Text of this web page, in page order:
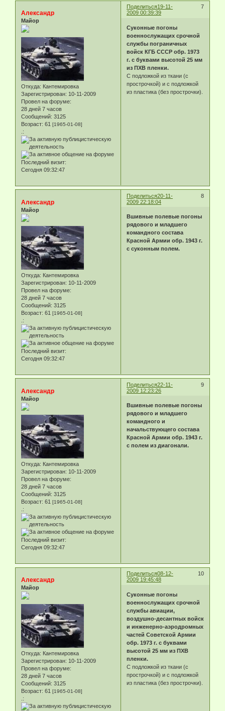
Поделиться 7
19-11-
2009 00:39:39
Александр
Майор
Откуда: Кантемировка
Зарегистрирован: 10-11-2009
Провел на форуме:
28 дней 7 часов
Сообщений: 3125
Возраст: 61 [1965-01-08]
.:
Последний визит:
Сегодня 09:32:47
Суконные погоны
военнослужащих срочной
службы пограничных
войск КГБ СССР обр. 1973
г. с буквами высотой 25 мм
из ПХВ пленки.
С подложкой из ткани (с
прострочкой) и с подложкой
из пластика (без прострочки).
Поделиться 8
20-11-
2009 22:18:04
Александр
Майор
Откуда: Кантемировка
Зарегистрирован: 10-11-2009
Провел на форуме:
28 дней 7 часов
Сообщений: 3125
Возраст: 61 [1965-01-08]
.:
Последний визит:
Сегодня 09:32:47
Вшивные полевые погоны
рядового и младшего
командного состава
Красной Армии обр. 1943 г.
с суконным полем.
Поделиться 9
22-11-
2009 12:23:26
Александр
Майор
Откуда: Кантемировка
Зарегистрирован: 10-11-2009
Провел на форуме:
28 дней 7 часов
Сообщений: 3125
Возраст: 61 [1965-01-08]
.:
Последний визит:
Сегодня 09:32:47
Вшивные полевые погоны
рядового и младшего
командного и
начальствующего состава
Красной Армии обр. 1943 г.
с полем из диагонали.
Поделиться 10
08-12-
2009 19:45:48
Александр
Майор
Откуда: Кантемировка
Зарегистрирован: 10-11-2009
Провел на форуме:
28 дней 7 часов
Сообщений: 3125
Возраст: 61 [1965-01-08]
.:
Суконные погоны
военнослужащих срочной
службы авиации,
воздушно-десантных войск
и инженерно-аэродромных
частей Советской Армии
обр. 1973 г. с буквами
высотой 25 мм из ПХВ
пленки.
С подложкой из ткани (с
прострочкой) и с подложкой
из пластика (без прострочки).